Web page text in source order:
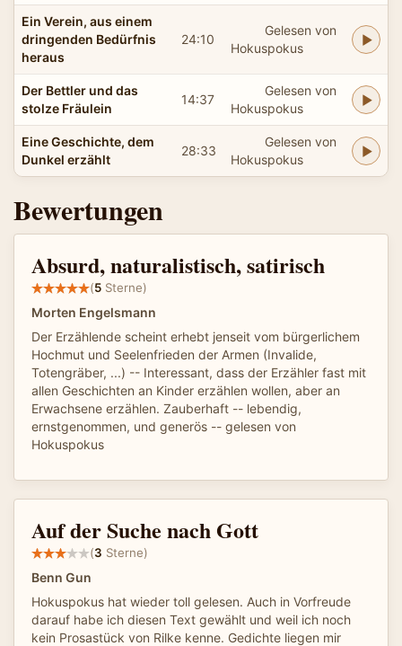
Ein Verein, aus einem
dringenden Bedürfnis
heraus
24:10
Gelesen von
Hokuspokus
Der Bettler und das
stolze Fräulein
14:37
Gelesen von
Hokuspokus
Eine Geschichte, dem
Dunkel erzählt
28:33
Gelesen von
Hokuspokus
Bewertungen
Absurd, naturalistisch, satirisch
(5 Sterne)
Morten Engelsmann
Der Erzählende scheint erhebt jenseit vom bürgerlichem
Hochmut und Seelenfrieden der Armen (Invalide,
Totengräber, ...) -- Interessant, dass der Erzähler fast mit
allen Geschichten an Kinder erzählen wollen, aber an
Erwachsene erzählen. Zauberhaft -- lebendig,
ernstgenommen, und generös -- gelesen von
Hokuspokus
Auf der Suche nach Gott
(3 Sterne)
Benn Gun
Hokuspokus hat wieder toll gelesen. Auch in Vorfreude
darauf habe ich diesen Text gewählt und weil ich noch
kein Prosastück von Rilke kenne. Gedichte liegen mir